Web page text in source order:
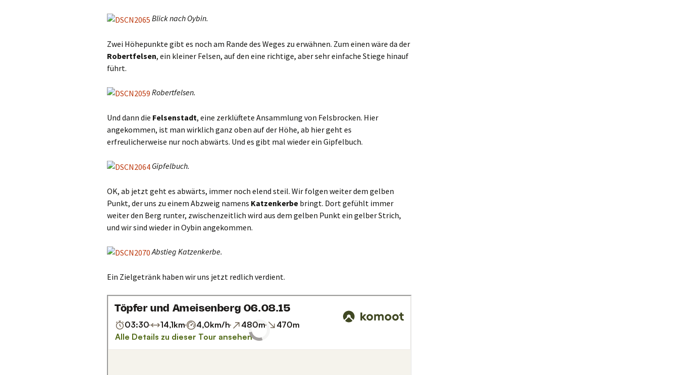
Blick nach Oybin.
Zwei Höhepunkte gibt es noch am Rande des Weges zu erwähnen. Zum einen wäre da der
Robertfelsen, ein kleiner Felsen, auf den eine richtige, aber sehr einfache Stiege hinauf
führt.
Robertfelsen.
Und dann die Felsenstadt, eine zerklüftete Ansammlung von Felsbrocken. Hier
angekommen, ist man wirklich ganz oben auf der Höhe, ab hier geht es
erfreulicherweise nur noch abwärts. Und es gibt mal wieder ein Gipfelbuch.
Gipfelbuch.
OK, ab jetzt geht es abwärts, immer noch elend steil. Wir folgen weiter dem gelben
Punkt, der uns zu einem Abzweig namens Katzenkerbe bringt. Dort gefühlt immer
weiter den Berg runter, zwischenzeitlich wird aus dem gelben Punkt ein gelber Strich,
und wir sind wieder in Oybin angekommen.
Abstieg Katzenkerbe.
Ein Zielgetränk haben wir uns jetzt redlich verdient.